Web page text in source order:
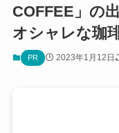
COFFEE」の
オシャレな珈
PR 2023年1月12日